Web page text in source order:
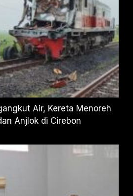
Air, Kereta Menoreh
Anjlok di Cirebon